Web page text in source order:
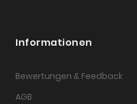
Informationen
Bewertungen & Feedback
AGB